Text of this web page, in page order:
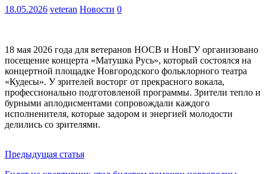
18.05.2026 veteran Новости 0
18 мая 2026 года для ветеранов НОСВ и НовГУ организовано
посещение концерта «Матушка Русь», который состоялся на
концертной площадке Новгородского фольклорного театра
«Кудесы». У зрителей восторг от прекрасного вокала,
профессионально подготовленой программы. Зрители тепло и
бурными аплодисментами сопровождали каждого
исполненителя, которые задором и энергией молодости
делились со зрителями.
Предыдущая статья